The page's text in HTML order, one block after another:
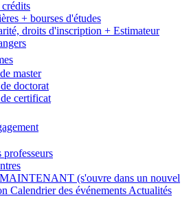
+ bourses d'études
droits d'inscription + Estimateur
master
doctorat
certificat
professeurs
(s'ouvre dans un nouvel
Calendrier des événements Actualités